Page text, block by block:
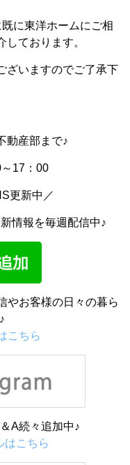
に東洋ホームにご相
ております。
ざいますのでご了承下
動産部まで♪
17：00
更新中／
情報を毎週配信中♪
やお客様の日々の暮ら
こちら
A続々追加中♪
はこちら